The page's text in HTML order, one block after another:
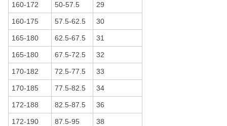
160-172 50-57.5 29
160-175 57.5-62.5 30
165-180 62.5-67.5 31
165-180 67.5-72.5 32
170-182 72.5-77.5 33
170-185 77.5-82.5 34
172-188 82.5-87.5 36
172-190 87.5-95 38